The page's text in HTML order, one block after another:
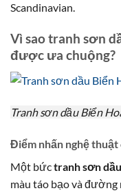
Scandinavian.
Vì sao tranh sơn
được ưa chuộng?
Tranh sơn dầu Biển
Điểm nhấn nghệ thuật
Một bứctranh sơn
màu táo bạo và